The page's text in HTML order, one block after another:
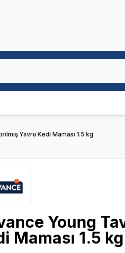
Yavru Kedi Maması 1.5 kg
Young
Maması 1.5 kg